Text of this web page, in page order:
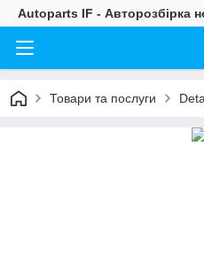
Autoparts IF - Авторозбірка
Товари та послуги